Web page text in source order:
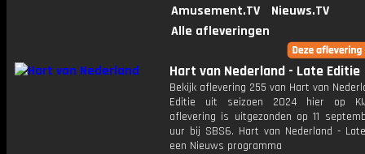
Amusement.TV
Nieuws.TV
Alle afleveringen
Hart van Nederland - Late Editie
Bekijk aflevering 255 van Hart van
Editie uit seizoen 2024 hier op
aflevering is uitgezonden op 11
uur bij SBS6. Hart van Nederland -
een Nieuws programma